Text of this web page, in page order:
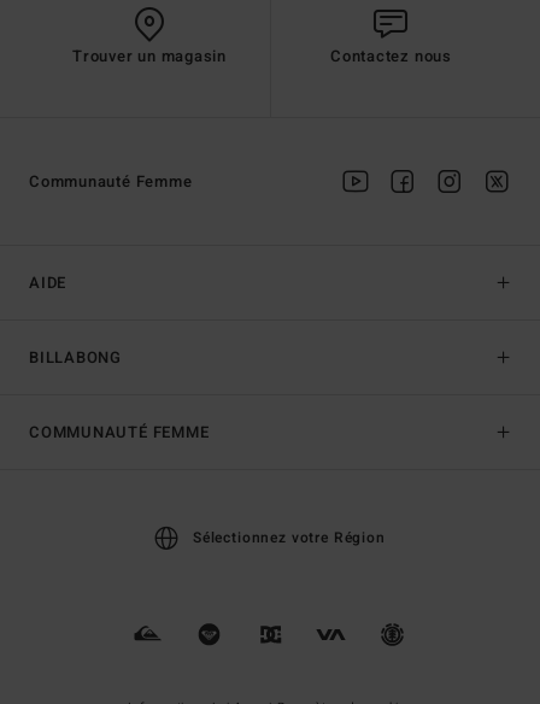
Trouver un magasin Contactez nous
AIDE
BILLABONG
Communauté Femme
COMMUNAUTÉ FEMME
Sélectionnez votre Région